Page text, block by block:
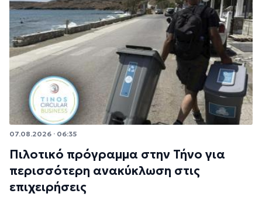
07.08.2026 · 06:35
Πιλοτικό πρόγραμμα στην Τήνο για
περισσότερη ανακύκλωση στις
επιχειρήσεις